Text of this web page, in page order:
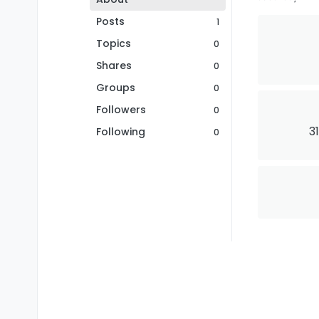
Posts
1
Topics 0
Shares 0
Groups 0
Followers 0
Following 0